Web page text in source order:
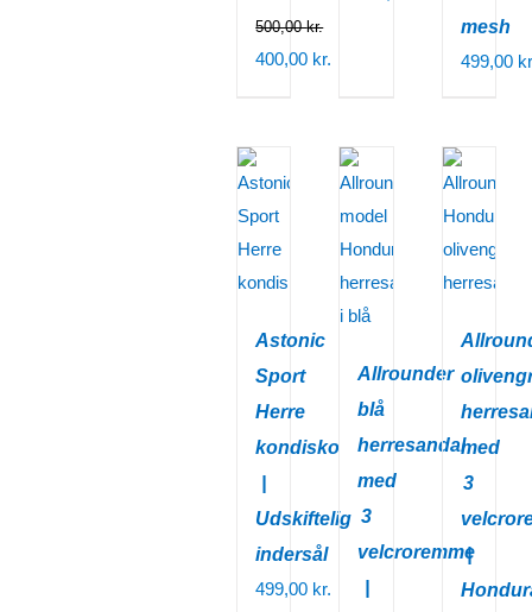
500,00kr.
Den
var:
500,00 kr..
400,00 kr.
er:
400,00 kr..
mesh
499,00
Astonic
Sport
Herre
kondisko
Udskiftelig
indersål
499,00 kr.
Allrounder
blå
herresandal
med
3
velcroremme
med
3
|